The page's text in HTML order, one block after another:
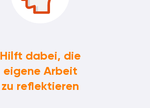
Hilft dabei, die
eigene Arbeit
zu reflektieren